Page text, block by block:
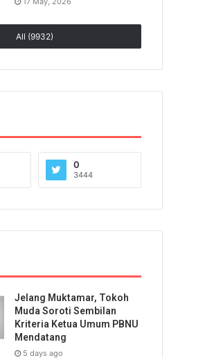
All (9932)
0
3444
Jelang Muktamar, Tokoh
Muda Soroti Sembilan
Kriteria Ketua Umum PBNU
Mendatang
5 days ago